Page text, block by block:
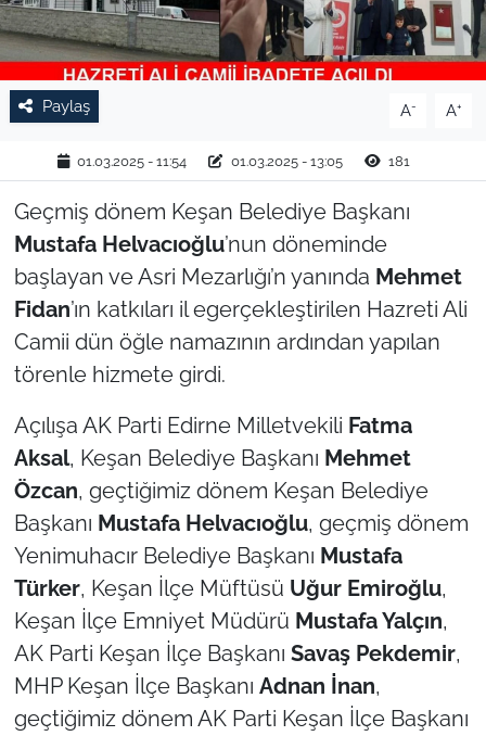
Paylaş A- A+
01.03.2025 - 11:54 01.03.2025 - 13:05 181
Geçmiş dönem Keşan Belediye Başkanı
Mustafa Helvacıoğlu’nun döneminde
başlayan ve Asri Mezarlığı’n yanında Mehmet
Fidan’ın katkıları il egerçekleştirilen Hazreti Ali
Camii dün öğle namazının ardından yapılan
törenle hizmete girdi.
Açılışa AK Parti Edirne Milletvekili Fatma
Aksal, Keşan Belediye Başkanı Mehmet
Özcan, geçtiğimiz dönem Keşan Belediye
Başkanı Mustafa Helvacıoğlu, geçmiş dönem
Yenimuhacır Belediye Başkanı Mustafa
Türker, Keşan İlçe Müftüsü Uğur Emiroğlu,
Keşan İlçe Emniyet Müdürü Mustafa Yalçın,
AK Parti Keşan İlçe Başkanı Savaş Pekdemir,
MHP Keşan İlçe Başkanı Adnan İnan,
geçtiğimiz dönem AK Parti Keşan İlçe Başkanı
KÜLTÜR SANAT
RESMİ İLAN
SPOR
YAŞAM
TEKİRDAĞ
KIRKLARELİ
ÇANAKKALE
TÜRKİYE
Güvenlik
Genel
Politika